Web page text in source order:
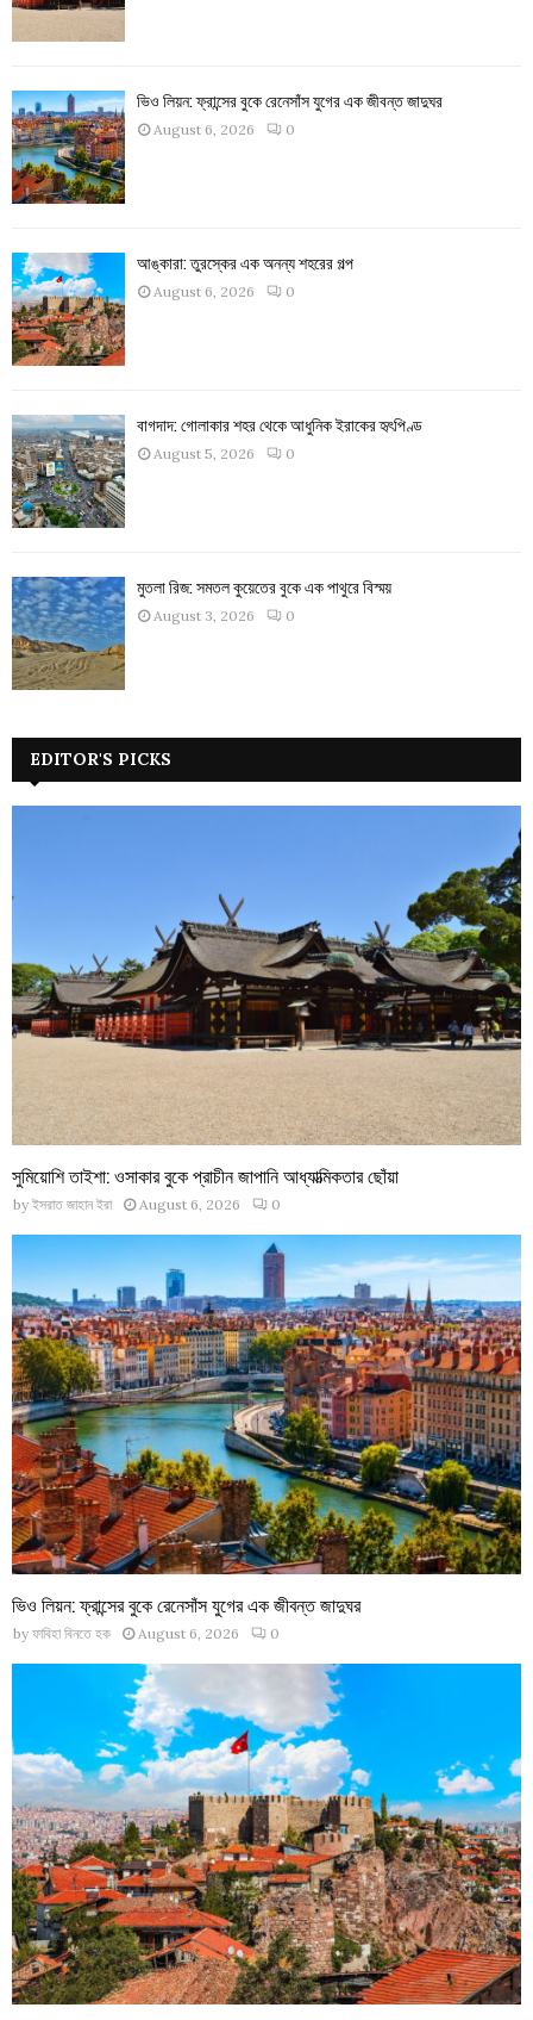
ভিও লিয়ন: ফ্রান্সের বুকে রেনেসাঁস যুগের এক জীবন্ত জাদুঘর
August 6, 2026 0
আঙ্কারা: তুরস্কের এক অনন্য শহরের গল্প
August 6, 2026 0
বাগদাদ: গোলাকার শহর থেকে আধুনিক ইরাকের হৃৎপিণ্ড
August 5, 2026 0
মুতলা রিজ: সমতল কুয়েতের বুকে এক পাথুরে বিস্ময়
August 3, 2026 0
EDITOR'S PICKS
সুমিয়োশি তাইশা: ওসাকার বুকে প্রাচীন জাপানি আধ্যাত্মিকতার ছোঁয়া
by ইসরাত জাহান ইরা August 6, 2026 0
ভিও লিয়ন: ফ্রান্সের বুকে রেনেসাঁস যুগের এক জীবন্ত জাদুঘর
by ফাবিহা বিনতে হক August 6, 2026 0